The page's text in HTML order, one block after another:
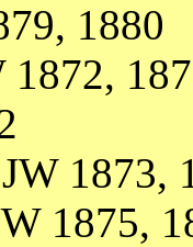
1880
1873,
1875,